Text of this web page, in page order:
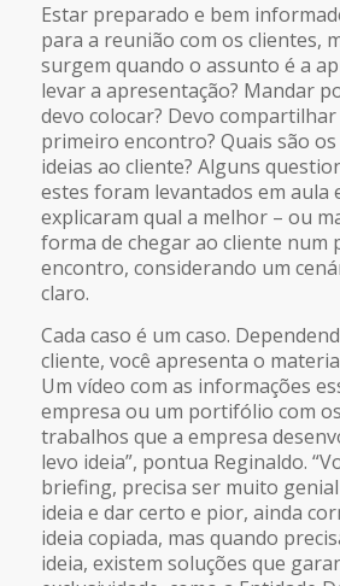
Estar preparado e bem
para a reunião com os clientes,
surgem quando o assunto é a
levar a apresentação? Mandar
devo colocar? Devo
primeiro encontro? Quais são
ideias ao cliente? Alguns
estes foram levantados em aula
explicaram qual a melhor – ou
forma de chegar ao cliente num
encontro, considerando um
claro.
Cada caso é um caso.
cliente, você apresenta o
Um vídeo com as informações
empresa ou um portifólio com
trabalhos que a empresa
levo ideia”, pontua Reginaldo.
briefing, precisa ser muito
ideia e dar certo e pior, ainda
ideia copiada, mas quando
ideia, existem soluções que